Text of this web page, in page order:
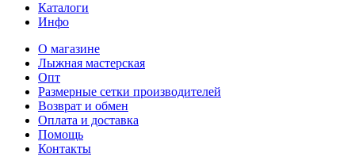
Каталоги
Инфо
О магазине
Лыжная мастерская
Опт
Размерные сетки производителей
Возврат и обмен
Оплата и доставка
Помощь
Контакты